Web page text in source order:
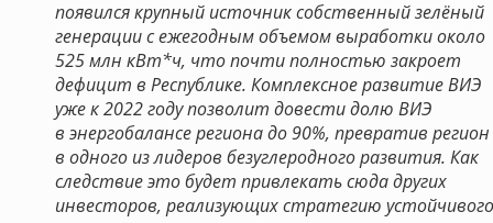
появился крупный источник собственный зелёный
генерации с ежегодным объемом выработки около
525 млн кВт*ч, что почти полностью закроет
дефицит в Республике. Комплексное развитие ВИЭ
уже к 2022 году позволит довести долю ВИЭ
в энергобалансе региона до 90%, превратив регион
в одного из лидеров безуглеродного развития. Как
следствие это будет привлекать сюда других
инвесторов, реализующих стратегию устойчивого